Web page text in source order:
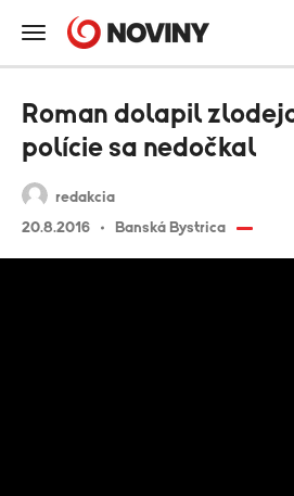
redakcia
20.8.2016
Banská Bystrica
Roman dolapil
polície sa nedočkal